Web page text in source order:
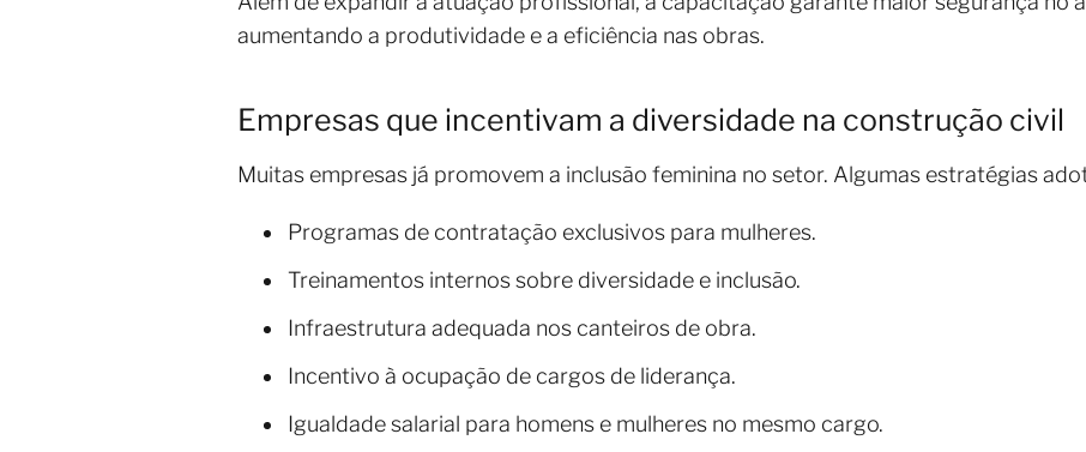
aumentando a produtividade e a eficiência nas obras.
Empresas que incentivam a diversidade na construção civil
Muitas empresas já promovem a inclusão feminina no setor. Algumas estratégias
Programas de contratação exclusivos para mulheres.
Treinamentos internos sobre diversidade e inclusão.
Infraestrutura adequada nos canteiros de obra.
Incentivo à ocupação de cargos de liderança.
Igualdade salarial para homens e mulheres no mesmo cargo.